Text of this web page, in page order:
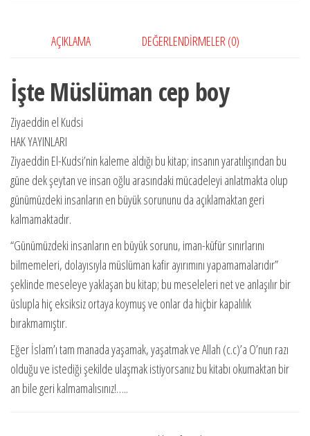
AÇIKLAMA DEĞERLENDIRMELER (0)
İşte Müslüman cep boy
Ziyaeddin el Kudsi
HAK YAYINLARI
Ziyaeddin El-Kudsi’nin kaleme aldığı bu kitap; insanın yaratılışından bu
güne dek şeytan ve insan oğlu arasındaki mücadeleyi anlatmakta olup
günümüzdeki insanların en büyük sorununu da açıklamaktan geri
kalmamaktadır.
“Günümüzdeki insanların en büyük sorunu, iman-küfür sınırlarını
bilmemeleri, dolayısıyla müslüman kafir ayırımını yapamamalarıdır”
şeklinde meseleye yaklaşan bu kitap; bu meseleleri net ve anlaşılır bir
üslupla hiç eksiksiz ortaya koymuş ve onlar da hiçbir kapalılık
bırakmamıştır.
Eğer İslam’ı tam manada yaşamak, yaşatmak ve Allah (c.c)’a O’nun razı
olduğu ve istediği şekilde ulaşmak istiyorsanız bu kitabı okumaktan bir
an bile geri kalmamalısınız!…..